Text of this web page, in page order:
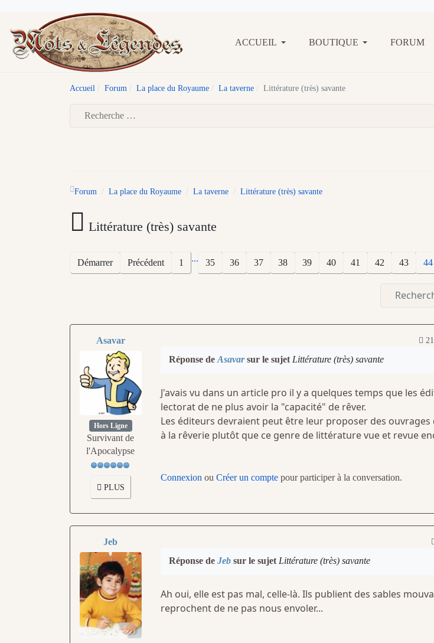
ACCUEIL BOUTIQUE FORUM
Accueil Forum La place du Royaume La taverne Littérature (très) savante
Forum La place du Royaume La taverne Littérature (très) savante
Littérature (très) savante
Démarrer Précédent 1 ... 35 36 37 38 39 40 41 42 43 44
Asavar
Hors Ligne
Survivant de
l'Apocalypse
PLUS
Réponse de Asavarsur le sujet Littérature (très) savante
J'avais vu dans un article pro il y a quelques temps que les
lectorat de ne plus avoir la "capacité" de rêver.
Les éditeurs devraient peut être leur proposer des ouvrages
à la rêverie plutôt que ce genre de littérature vue et revue
Connexion ou Créer un comptepour participer à la conversation.
Jeb
Réponse de Jebsur le sujet Littérature (très) savante
Ah oui, elle est pas mal, celle-là. Ils publient des sables
reprochent de ne pas nous envoler...